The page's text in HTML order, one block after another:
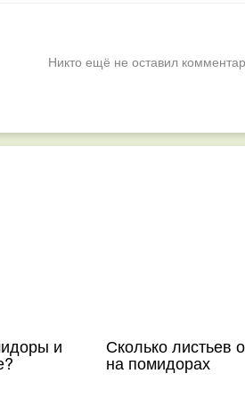
Никто ещё не оставил
и Сколько листьев
на помидорах